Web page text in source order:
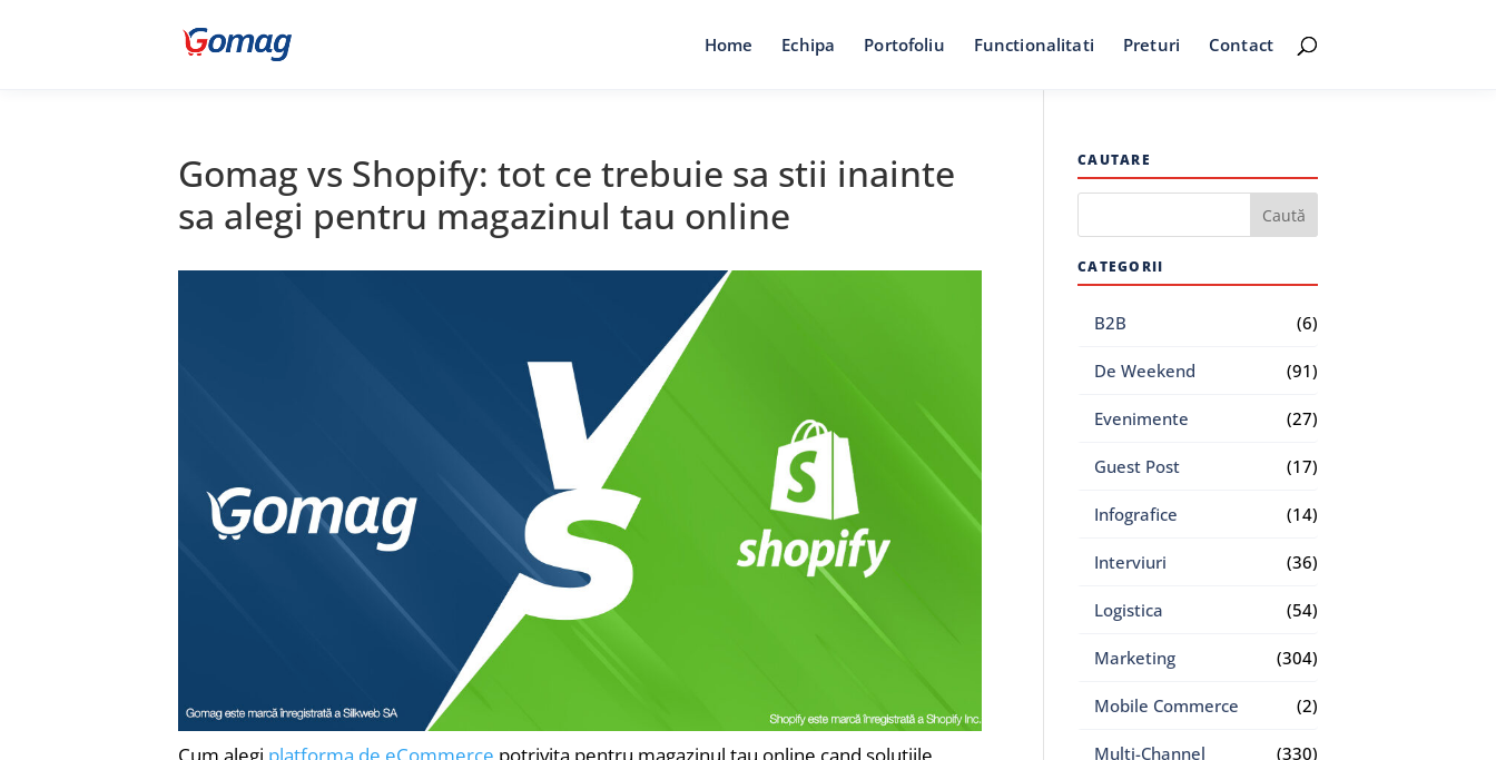
Home Echipa Portofoliu Functionalitati Preturi Contact
Gomag vs Shopify: tot ce trebuie sa stii inainte
sa alegi pentru magazinul tau online
CAUTARE
CATEGORII
B2B (6)
De Weekend (91)
Evenimente (27)
Guest Post (17)
Infografice (14)
Interviuri (36)
Logistica (54)
Marketing (304)
Mobile Commerce (2)
Multi-Channel (330)